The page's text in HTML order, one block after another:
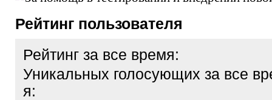
Рейтинг пользователя
Рейтинг за все время:
Уникальных голосующих за все
я: